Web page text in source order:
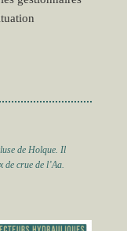
de Holque. Il
crue de l’Aa.